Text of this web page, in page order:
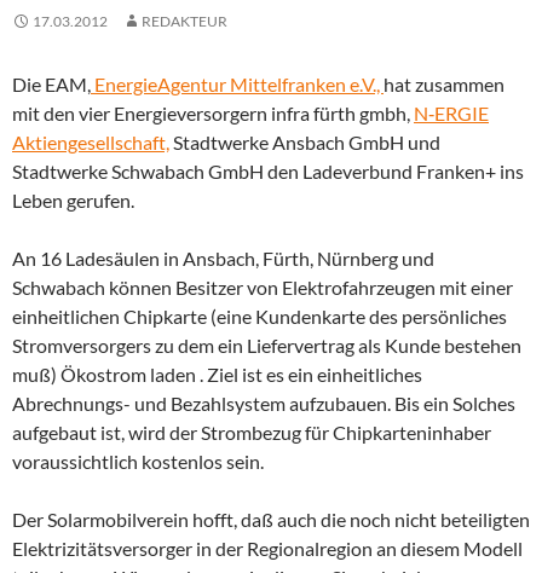
17.03.2012 REDAKTEUR
Die EAM, EnergieAgentur Mittelfranken e.V., hat zusammen
mit den vier Energieversorgern infra fürth gmbh, N‑ERGIE
Aktiengesellschaft,Stadtwerke Ansbach GmbH und
Stadtwerke Schwabach GmbH den Ladeverbund Franken+ ins
Leben gerufen.
An 16 Ladesäulen in Ansbach, Fürth, Nürnberg und
Schwabach können Besitzer von Elektrofahrzeugen mit einer
einheitlichen Chipkarte (eine Kundenkarte des persönliches
Stromversorgers zu dem ein Liefervertrag als Kunde bestehen
muß) Ökostrom laden . Ziel ist es ein einheitliches
Abrechnungs- und Bezahlsystem aufzubauen. Bis ein Solches
aufgebaut ist, wird der Strombezug für Chipkarteninhaber
voraussichtlich kostenlos sein.
Der Solarmobilverein hofft, daß auch die noch nicht beteiligten
Elektrizitätsversorger in der Regionalregion an diesem Modell